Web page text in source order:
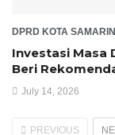
DPRD KOTA
Investasi Masa
Beri
July 14, 2026
PREVIOUS